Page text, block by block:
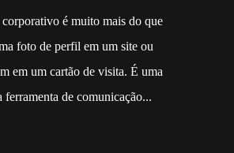
é muito mais do que
foto de perfil em um site ou
em um cartão de visita. É uma
ferramenta de comunicação...